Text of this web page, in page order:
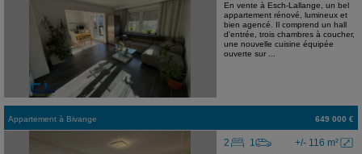
En vente à Esch-Lallange, un bel
appartement rénové, lumineux et
bien agencé. Il comprend un hall
d'entrée, trois chambres à coucher,
une nouvelle cuisine équipée
ouverte sur ...
Appartement à Bivange 649 000 €
+/- 116 m²
2 1